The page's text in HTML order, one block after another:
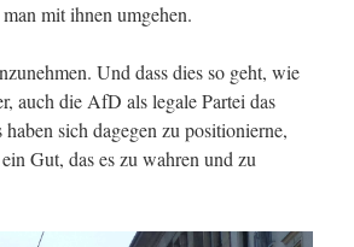
mit ihnen umgehen.
Und dass dies so geht, wie
auch die AfD als legale Partei das
sich dagegen zu positionierne,
Gut, das es zu wahren und zu